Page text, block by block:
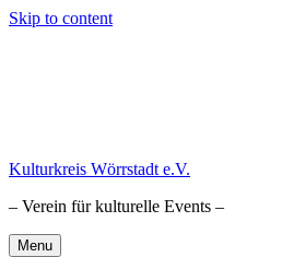
Skip to content
Kulturkreis Wörrstadt e.V.
– Verein für kulturelle Events –
Menu